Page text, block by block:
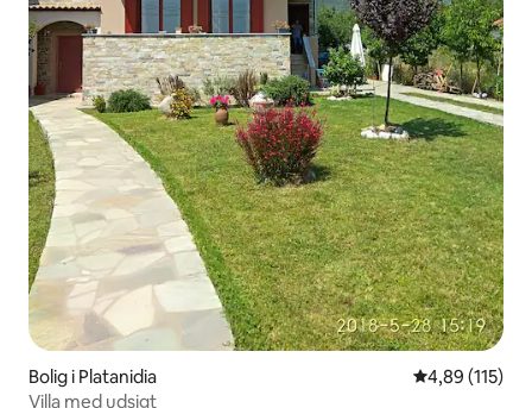
Bolig i Platanidia 4,89 ud af 5 i
4,89 (115)
Villa med udsigt